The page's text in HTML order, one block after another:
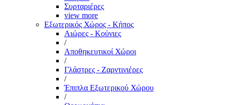
Συρταριέρες
view more
Εξωτερικός Χώρος - Κήπος
Αιώρες - Κούνιες
/
Αποθηκευτικοί Χώροι
/
Γλάστρες - Ζαρντινιέρες
/
Έπιπλα Εξωτερικού Χώρου
/